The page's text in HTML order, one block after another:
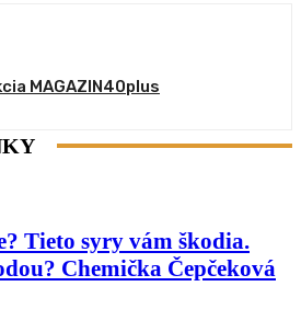
MAGAZIN40plus
Tieto syry vám škodia.
Chemička Čepčeková